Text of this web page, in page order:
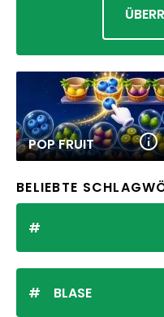
POP FRUIT
BELIEBTE
BLASE